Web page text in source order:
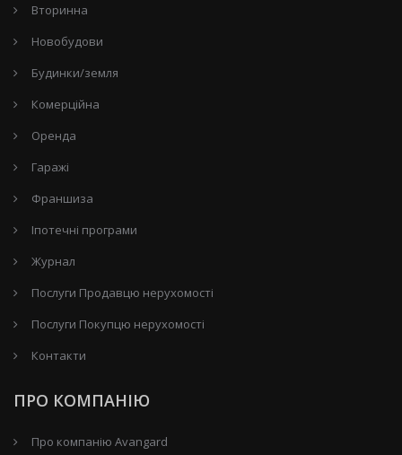
Вторинна
Новобудови
Будинки/земля
Комерційна
Оренда
Гаражі
Франшиза
Іпотечні програми
Журнал
Послуги Продавцю нерухомості
Послуги Покупцю нерухомості
Контакти
ПРО КОМПАНІЮ
Про компанію Avangard